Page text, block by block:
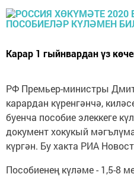
Карар 1 гыйнвардан үз
РФ Премьер-министры
карардан күренгәнчә,
буенча пособие элеккеге
документ хокукый
күргән. Бу хакта РИА
Пособиенең күләме - 1,5-8